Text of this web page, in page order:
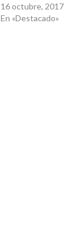
16 octubre, 2017
En «Destacado»